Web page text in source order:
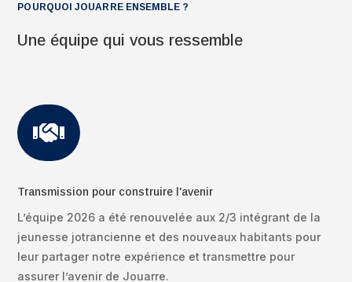
POURQUOI JOUARRE ENSEMBLE ?
Une équipe qui vous ressemble

Transmission pour construire l'avenir
L’équipe 2026 a été renouvelée aux 2/3 intégrant de la
jeunesse jotrancienne et des nouveaux habitants pour
leur partager notre expérience et transmettre pour
assurer l’avenir de Jouarre.